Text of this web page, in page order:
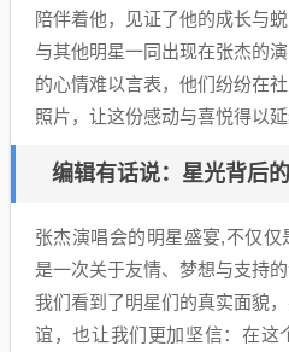
陪伴着他，见证了他的成长与
与其他明星一同出现在张杰的
的心情难以言表，他们纷纷在
照片，让这份感动与喜悦得以延
编辑有话说：星光背后
张杰演唱会的明星盛宴,不仅
是一次关于友情、梦想与支持
我们看到了明星们的真实面貌
谊，也让我们更加坚信：在这